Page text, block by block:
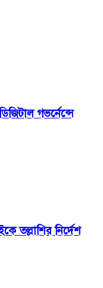
গভর্নেন্সে
তল্লাশির নির্দেশ